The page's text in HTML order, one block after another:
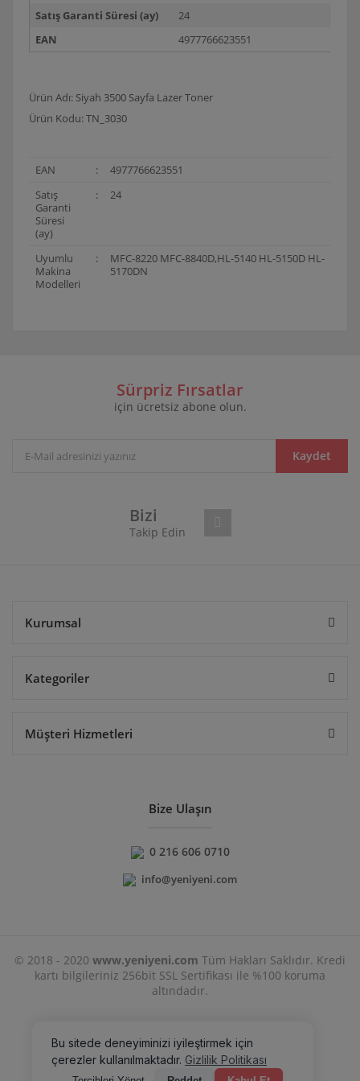
Satış Garanti Süresi (ay)
24
EAN
4977766623551
Ürün Adı: Siyah 3500 Sayfa Lazer Toner
Ürün Kodu: TN_3030
EAN :
4977766623551
Satış
Garanti
Süresi
(ay)
: 24
Uyumlu
Makina
Modelleri
:
MFC-8220 MFC-8840D,HL-5140 HL-5150D HL-
5170DN
Yorum Yaz
Ürün resmi kalitesiz, bozuk veya görüntülenemiyor.
Ürün bilgilerinde hatalar bulunuyor.
Sürpriz Fırsatlar
için ücretsiz abone olun.
Kaydet
Bizi
Takip Edin
Kurumsal
Kategoriler
Müşteri Hizmetleri
Bize Ulaşın
0 216 606 0710
info@yeniyeni.com
© 2018 - 2020 www.yeniyeni.com Tüm Hakları Saklıdır. Kredi
kartı bilgileriniz 256bit SSL Sertifikası ile %100 koruma
altındadır.